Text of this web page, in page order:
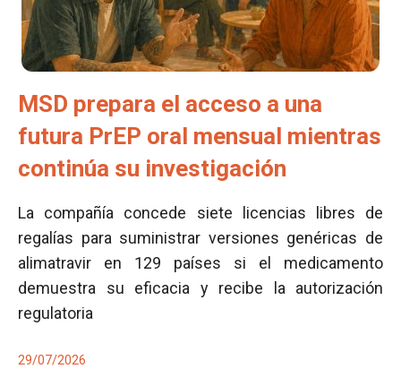
MSD prepara el acceso a una
futura PrEP oral mensual mientras
continúa su investigación
La compañía concede siete licencias libres de
regalías para suministrar versiones genéricas de
alimatravir en 129 países si el medicamento
demuestra su eficacia y recibe la autorización
regulatoria
29/07/2026